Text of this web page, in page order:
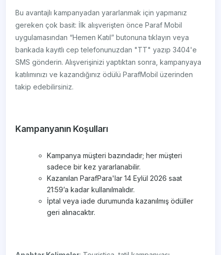
Bu avantajlı kampanyadan yararlanmak için yapmanız
gereken çok basit: İlk alışverişten önce Paraf Mobil
uygulamasından “Hemen Katıl” butonuna tıklayın veya
bankada kayıtlı cep telefonunuzdan "TT" yazıp 3404'e
SMS gönderin. Alışverişinizi yaptıktan sonra, kampanyaya
katılımınızı ve kazandığınız ödülü ParafMobil üzerinden
takip edebilirsiniz.
Kampanyanın Koşulları
Kampanya müşteri bazındadır; her müşteri
sadece bir kez yararlanabilir.
Kazanılan ParafPara'lar 14 Eylül 2026 saat
21:59’a kadar kullanılmalıdır.
İptal veya iade durumunda kazanılmış ödüller
geri alınacaktır.